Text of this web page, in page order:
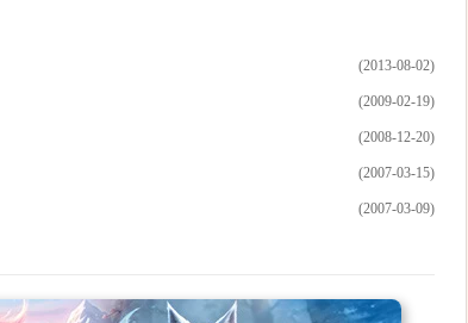
(2013-08-02)
(2009-02-19)
(2008-12-20)
(2007-03-15)
(2007-03-09)